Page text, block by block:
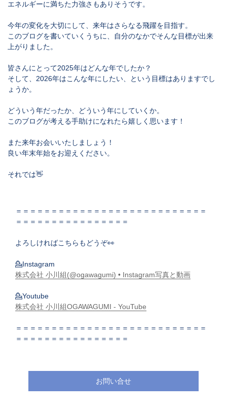
エネルギーに満ちた力強さもありそうです。
今年の変化を大切にして、来年はさらなる飛躍を目指す。
このブログを書いていくうちに、自分のなかでそんな目標が出来
上がりました。
皆さんにとって2025年はどんな年でしたか？
そして、2026年はこんな年にしたい、という目標はありますでし
ょうか。
どういう年だったか、どういう年にしていくか。
このブログが考える手助けになれたら嬉しく思います！
また来年お会いいたしましょう！
良い年末年始をお迎えください。
それでは👋
＝＝＝＝＝＝＝＝＝＝＝＝＝＝＝＝＝＝＝＝＝＝＝＝＝＝＝
＝＝＝＝＝＝＝＝＝＝＝＝＝＝＝＝
よろしければこちらもどうぞ👀
💁Instagram
株式会社 小川組(@ogawagumi) • Instagram写真と動画
💁Youtube
株式会社 小川組OGAWAGUMI - YouTube
＝＝＝＝＝＝＝＝＝＝＝＝＝＝＝＝＝＝＝＝＝＝＝＝＝＝＝
＝＝＝＝＝＝＝＝＝＝＝＝＝＝＝＝
お問い合せ